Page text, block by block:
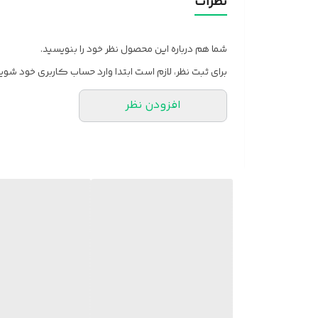
شما هم درباره این محصول نظر خود را بنویسید.
برای ثبت نظر، لازم است ابتدا وارد حساب کاربری خود
افزودن نظر